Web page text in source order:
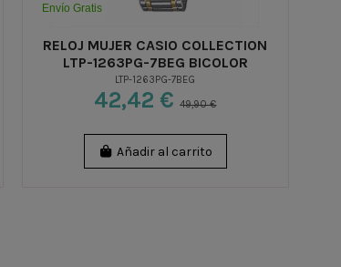
Envío Gratis
RELOJ MUJER CASIO COLLECTION
LTP-1263PG-7BEG BICOLOR
LTP-1263PG-7BEG
42,42 €49,90 €
Añadir al carrito